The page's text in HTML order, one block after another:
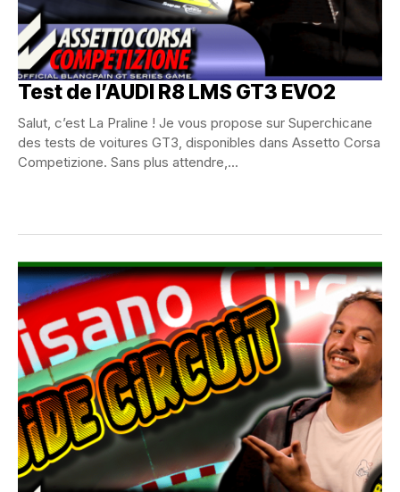
Test de l’AUDI R8 LMS GT3 EVO2
Salut, c’est La Praline ! Je vous propose sur Superchicane
des tests de voitures GT3, disponibles dans Assetto Corsa
Competizione. Sans plus attendre,...